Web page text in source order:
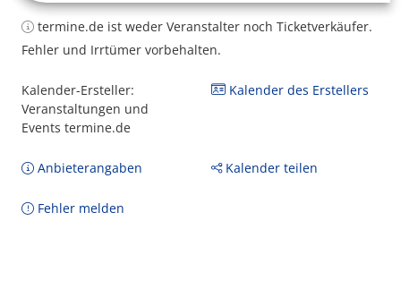
termine.de ist weder Veranstalter noch Ticketverkäufer.
Fehler und Irrtümer vorbehalten.
Kalender-Ersteller:
Veranstaltungen und
Events termine.de
Kalender des Erstellers
Anbieterangaben Kalender teilen
Fehler melden